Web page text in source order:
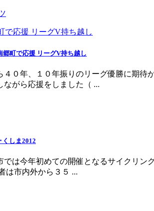
郷町で応援 リーグV持ち越し
０年、１０年振りのリーグ優勝に期待
ながら応援をしました（ ...
くしま2012
は今年初めての開催となるサイクリン
市内外から３５ ...